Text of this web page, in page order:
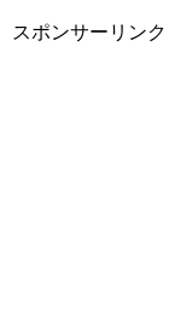
スポンサーリンク